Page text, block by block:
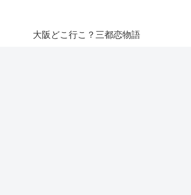
大阪どこ行こ？三都恋物語